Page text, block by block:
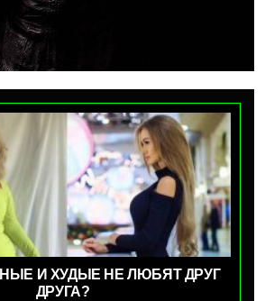
И ХУДЫЕ НЕ ЛЮБЯТ ДРУГ
ДРУГА?